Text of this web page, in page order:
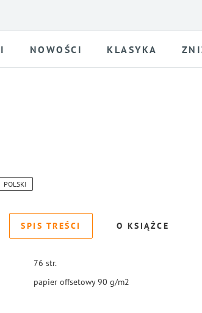
NOWOŚCI KLASYKA
POLSKI
SPIS TREŚCI O KSIĄŻCE
76 str.
papier offsetowy 90 g/m2